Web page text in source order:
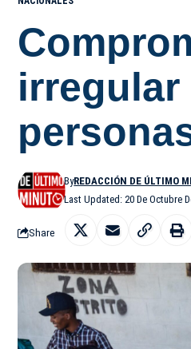
irregular
Last Updated: 20 De Octubre
ByREDACCIÓN DE ÚLTIMO
Share